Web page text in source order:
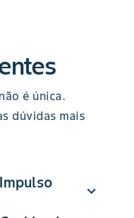
é única.
dúvidas mais
expand_more